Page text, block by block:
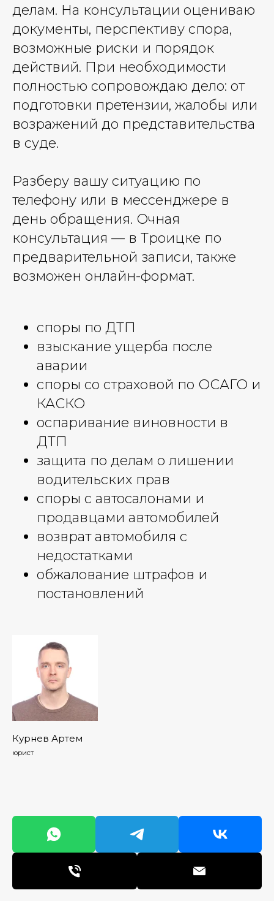
делам. На консультации оцениваю
документы, перспективу спора,
возможные риски и порядок
действий. При необходимости
полностью сопровождаю дело: от
подготовки претензии, жалобы или
возражений до представительства
в суде.
Разберу вашу ситуацию по
телефону или в мессенджере в
день обращения. Очная
консультация — в Троицке по
предварительной записи, также
возможен онлайн-формат.
споры по ДТП
взыскание ущерба после
аварии
споры со страховой по ОСАГО и
КАСКО
оспаривание виновности в
ДТП
защита по делам о лишении
водительских прав
споры с автосалонами и
продавцами автомобилей
возврат автомобиля с
недостатками
обжалование штрафов и
постановлений
Курнев Артем
юрист